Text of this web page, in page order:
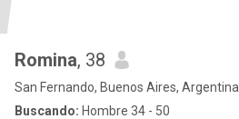
Romina, 38
San Fernando, Buenos Aires, Argentina
Buscando: Hombre 34 - 50